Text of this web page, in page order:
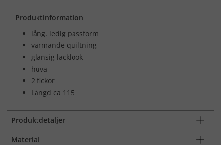
Produktinformation
lång, ledig passform
värmande quiltning
glansig lacklook
huva
2 fickor
Längd ca 115
Produktdetaljer
Material